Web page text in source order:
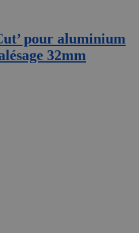
pour aluminium
32mm